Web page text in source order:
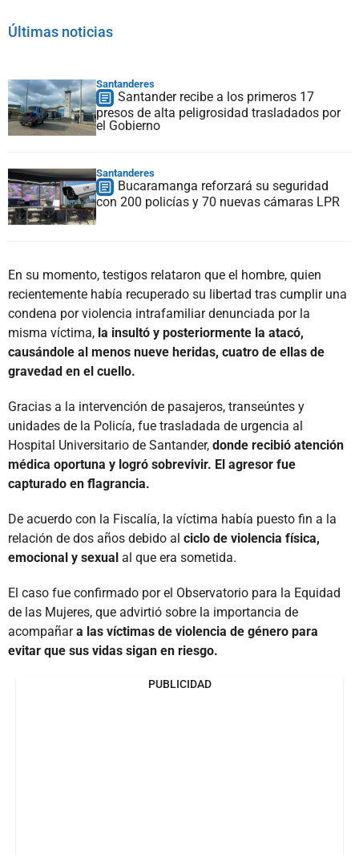
Últimas noticias
Santanderes
Santander recibe a los primeros 17
presos de alta peligrosidad trasladados por
el Gobierno
Santanderes
Bucaramanga reforzará su seguridad
con 200 policías y 70 nuevas cámaras LPR
En su momento, testigos relataron que el hombre, quien
recientemente había recuperado su libertad tras cumplir una
condena por violencia intrafamiliar denunciada por la
misma víctima, la insultó y posteriormente la atacó,
causándole al menos nueve heridas, cuatro de ellas de
gravedad en el cuello.
Gracias a la intervención de pasajeros, transeúntes y
unidades de la Policía, fue trasladada de urgencia al
Hospital Universitario de Santander, donde recibió atención
médica oportuna y logró sobrevivir. El agresor fue
capturado en flagrancia.
De acuerdo con la Fiscalía, la víctima había puesto fin a la
relación de dos años debido al ciclo de violencia física,
emocional y sexual al que era sometida.
El caso fue confirmado por el Observatorio para la Equidad
de las Mujeres, que advirtió sobre la importancia de
acompañara las víctimas de violencia de género para
evitar que sus vidas sigan en riesgo.
PUBLICIDAD